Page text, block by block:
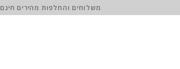
משלוחים והחלפות מהירים חינם